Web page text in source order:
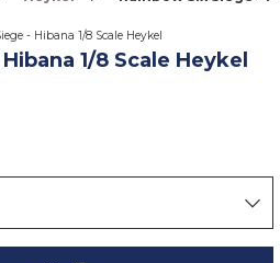
1/8 Scale Heykel